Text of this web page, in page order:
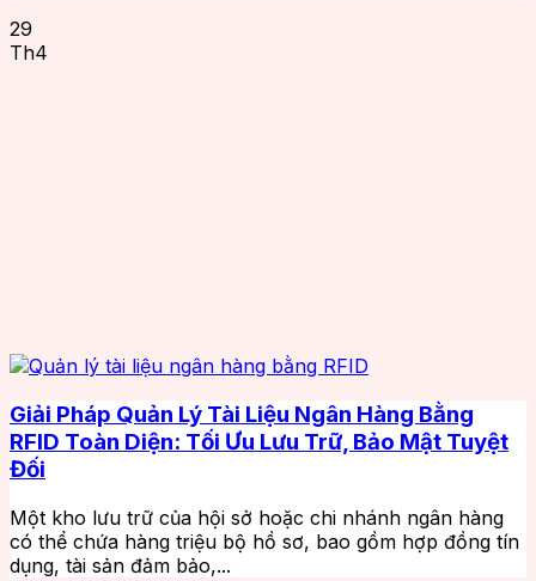
29
Th4
Giải Pháp Quản Lý Tài Liệu Ngân Hàng Bằng
RFID Toàn Diện: Tối Ưu Lưu Trữ, Bảo Mật Tuyệt
Đối
Một kho lưu trữ của hội sở hoặc chi nhánh ngân hàng
có thể chứa hàng triệu bộ hồ sơ, bao gồm hợp đồng tín
dụng, tài sản đảm bảo,...